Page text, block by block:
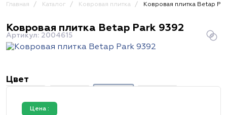
Главная Каталог Ковровая плитка Ковровая плитка Betap
Ковровая плитка Betap Park 9392
Артикул: 2004615
Цвет
Цена :